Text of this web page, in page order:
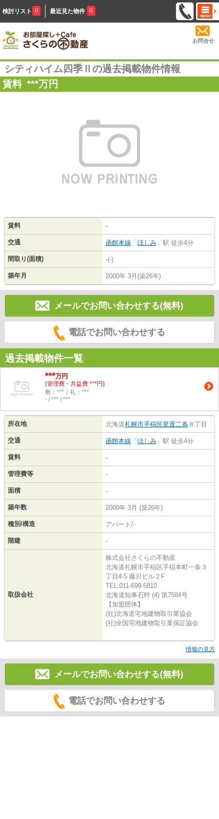
検討リスト 0 最近見た物件 0
お問合せ
シティハイム四季Ⅱの過去掲載物件情報
賃料 ***万円
賃料 -
交通 函館本線 「 ほしみ 」駅 徒歩4分
間取り(面積) -(-)
築年月 2000年 3月(築26年)
メールでお問い合わせする(無料)
電話でお問い合わせする
過去掲載物件一覧
***万円
(管理費・共益費 ***円)
敷：***｜礼：***
- / *** / ***
所在地 北海道札幌市手稲区星置二条 ８丁目
交通 函館本線 「 ほしみ 」駅 徒歩4分
賃料 -
管理費等 -
面積 -
築年数 2000年 3月 (築26年)
種別/構造 アパート/-
階建 -
取扱会社
株式会社さくらの不動産
北海道札幌市手稲区手稲本町一条３
丁目4-5 藤川ビル２F
TEL:011-699-5810
北海道知事石狩 (4) 第7584号
【加盟団体】
(社)北海道宅地建物取引業協会
(社)全国宅地建物取引業保証協会
情報の見方
メールでお問い合わせする(無料)
電話でお問い合わせする